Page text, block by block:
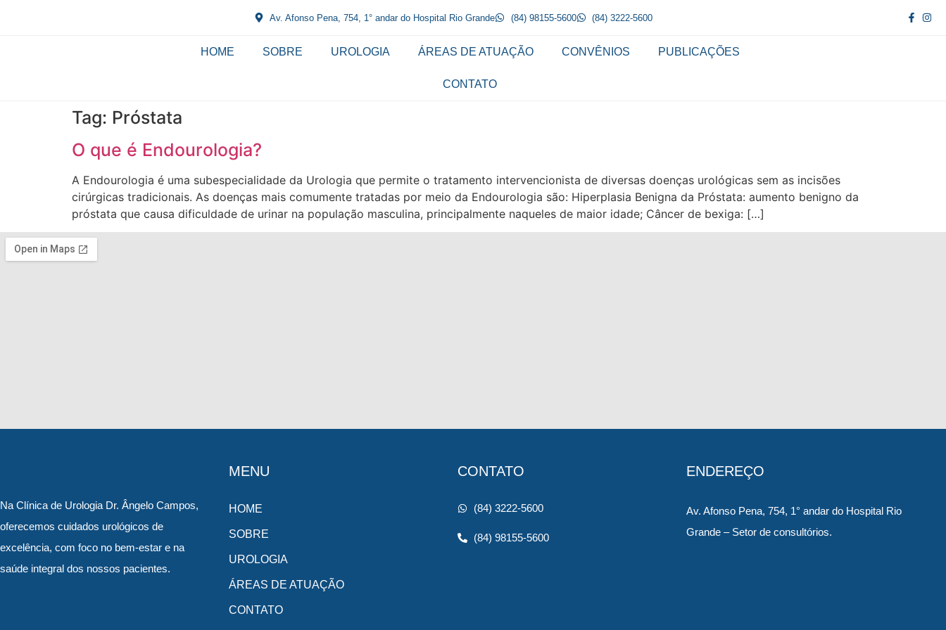
Av. Afonso Pena, 754, 1° andar do Hospital Rio Grande (84) 98155-5600 (84) 3222-5600
HOME SOBRE UROLOGIA ÁREAS DE ATUAÇÃO CONVÊNIOS PUBLICAÇÕES
CONTATO
Tag: Próstata
O que é Endourologia?
A Endourologia é uma subespecialidade da Urologia que permite o tratamento intervencionista de diversas doenças urológicas sem as incisões
cirúrgicas tradicionais. As doenças mais comumente tratadas por meio da Endourologia são: Hiperplasia Benigna da Próstata: aumento benigno da
próstata que causa dificuldade de urinar na população masculina, principalmente naqueles de maior idade; Câncer de bexiga: […]
Na Clínica de Urologia Dr. Ângelo Campos,
oferecemos cuidados urológicos de
excelência, com foco no bem-estar e na
saúde integral dos nossos pacientes.
MENU
HOME
SOBRE
UROLOGIA
ÁREAS DE ATUAÇÃO
CONTATO
CONTATO
(84) 3222-5600
(84) 98155-5600
ENDEREÇO
Av. Afonso Pena, 754, 1° andar do Hospital Rio
Grande – Setor de consultórios.